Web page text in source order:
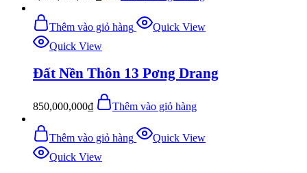
Thêm vào giỏ hàng
Quick View
Quick View
Đất Nền Thôn 13 Pơng Drang
850,000,000₫ Thêm vào giỏ hàng
Thêm vào giỏ hàng
Quick View
Quick View